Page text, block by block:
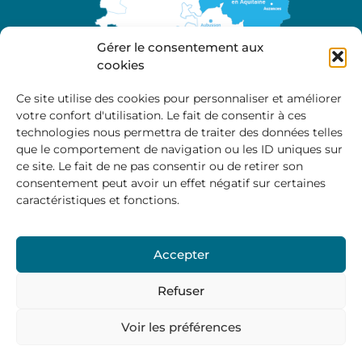
Gérer le consentement aux
cookies
Ce site utilise des cookies pour personnaliser et améliorer
votre confort d'utilisation. Le fait de consentir à ces
technologies nous permettra de traiter des données telles
que le comportement de navigation ou les ID uniques sur
ce site. Le fait de ne pas consentir ou de retirer son
consentement peut avoir un effet négatif sur certaines
caractéristiques et fonctions.
Accepter
Refuser
Voir les préférences
A propos
Site officiel de la Communauté de Communes
Marche et Combraille en Aquitaine
Horaires d’ouverture :
9:00 – 12:00 / 14:00 – 17:00
Vendredi: 9:00 – 12:00
Mentions Légales–Politique des cookies